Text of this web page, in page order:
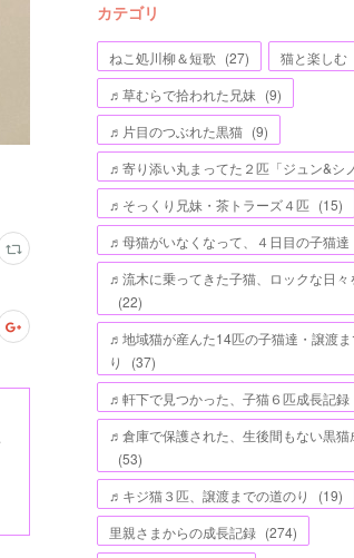
カテゴリ
ねこ処川柳＆短歌 (27) 猫と楽しむ
♬草むらで拾われた兄妹 (9)
♬片目のつぶれた黒猫 (9)
♬寄り添い丸まってた２匹「ジュン&シノ
♬そっくり兄妹・茶トラーズ４匹 (15)
♬母猫がいなくなって、４日目の子猫達
♬流木に乗ってきた子猫、ロックな日々
(22)
♬地域猫が産んた14匹の子猫達・譲渡
り
(37)
♬軒下で見つかった、子猫６匹成長記録
♬倉庫で保護された、生後間もない黒猫
(53)
♬キジ猫３匹、譲渡までの道のり
(19)
里親さまからの成長記録 (274)